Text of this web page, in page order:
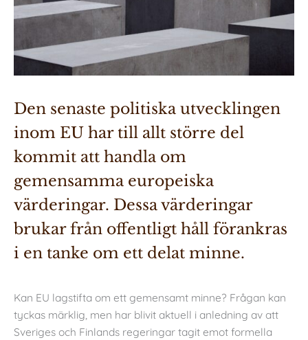
Den senaste politiska utvecklingen
inom EU har till allt större del
kommit att handla om
gemensamma europeiska
värderingar. Dessa värderingar
brukar från offentligt håll förankras
i en tanke om ett delat minne.
Kan EU lagstifta om ett gemensamt minne? Frågan kan
tyckas märklig, men har blivit aktuell i anledning av att
Sveriges och Finlands regeringar tagit emot formella